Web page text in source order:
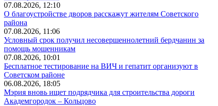
07.08.2026, 12:10
О благоустройстве дворов расскажут жителям Советского
района
07.08.2026, 11:06
Условный срок получил несовершеннолетний бердчанин за
помощь мошенникам
07.08.2026, 10:01
Бесплатное тестирование на ВИЧ и гепатит организуют в
Советском районе
06.08.2026, 18:05
Мэрия вновь ищет подрядчика для строительства дороги
Академгородок – Кольцово